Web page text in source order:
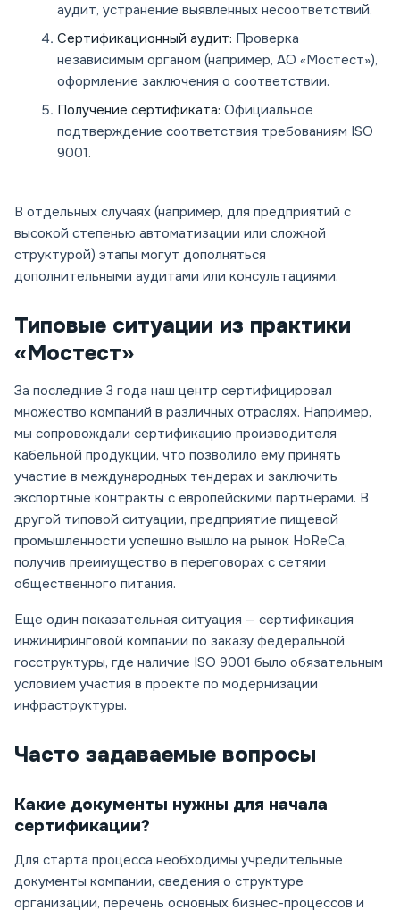
аудит, устранение выявленных несоответствий.
Сертификационный аудит: Проверка
независимым органом (например, АО «Мостест»),
оформление заключения о соответствии.
Получение сертификата: Официальное
подтверждение соответствия требованиям ISO
9001.
В отдельных случаях (например, для предприятий с
высокой степенью автоматизации или сложной
структурой) этапы могут дополняться
дополнительными аудитами или консультациями.
Типовые ситуации из практики
«Мостест»
За последние 3 года наш центр сертифицировал
множество компаний в различных отраслях. Например,
мы сопровождали сертификацию производителя
кабельной продукции, что позволило ему принять
участие в международных тендерах и заключить
экспортные контракты с европейскими партнерами. В
другой типовой ситуации, предприятие пищевой
промышленности успешно вышло на рынок HoReCa,
получив преимущество в переговорах с сетями
общественного питания.
Еще один показательная ситуация — сертификация
инжиниринговой компании по заказу федеральной
госструктуры, где наличие ISO 9001 было обязательным
условием участия в проекте по модернизации
инфраструктуры.
Часто задаваемые вопросы
Какие документы нужны для начала
сертификации?
Для старта процесса необходимы учредительные
документы компании, сведения о структуре
организации, перечень основных бизнес-процессов и